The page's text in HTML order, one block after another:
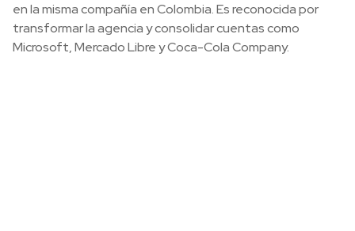
en la misma compañía en Colombia. Es reconocida por
transformar la agencia y consolidar cuentas como
Microsoft, Mercado Libre y Coca-Cola Company.